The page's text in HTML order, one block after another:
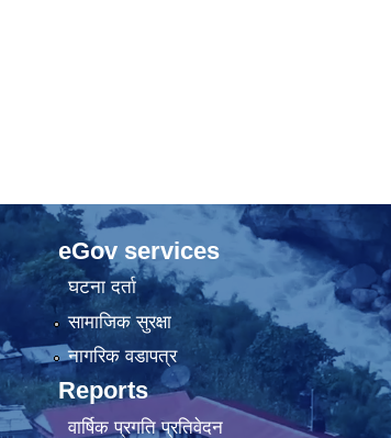
eGov services
घटना दर्ता
सामाजिक सुरक्षा
नागरिक वडापत्र
Reports
वार्षिक प्रगति प्रतिवेदन